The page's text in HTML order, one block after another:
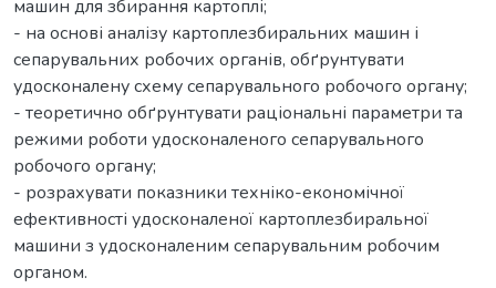
машин для збирання картоплі;
- на основі аналізу картоплезбиральних машин і
сепарувальних робочих органів, обґрунтувати
удосконалену схему сепарувального робочого органу;
- теоретично обґрунтувати раціональні параметри та
режими роботи удосконаленого сепарувального
робочого органу;
- розрахувати показники техніко-економічної
ефективності удосконаленої картоплезбиральної
машини з удосконаленим сепарувальним робочим
органом.